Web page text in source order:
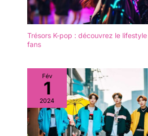
Trésors K-pop : découvrez le
fans
Fév
1
2024